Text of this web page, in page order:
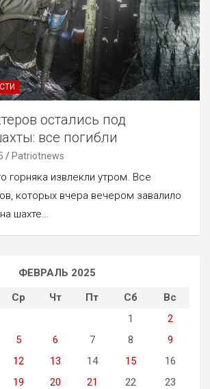
остались под
все погибли
Patriotnews
горняка извлекли утром. Все
которых вчера вечером завалило
шахте…
ФЕВРАЛЬ 2025
Ср Чт Пт Сб
Вс
1
2
5 6 7 8
9
12 13 14 15
16
19 20 21 22
23